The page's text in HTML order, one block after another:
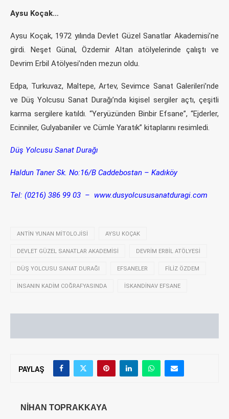
Aysu Koçak…
Aysu Koçak, 1972 yılında Devlet Güzel Sanatlar Akademisi’ne
girdi. Neşet Günal, Özdemir Altan atölyelerinde çalıştı ve
Devrim Erbil Atölyesi’nden mezun oldu.
Edpa, Turkuvaz, Maltepe, Artev, Sevimce Sanat Galerileri’nde
ve Düş Yolcusu Sanat Durağı’nda kişisel sergiler açtı, çeşitli
karma sergilere katıldı. “Yeryüzünden Binbir Efsane”, “Ejderler,
Ecinniler, Gulyabaniler ve Cümle Yaratık” kitaplarını resimledi.
Düş Yolcusu Sanat Durağı
Haldun Taner Sk. No:16/B Caddebostan – Kadıköy
Tel: (0216) 386 99 03 – www.dusyolcususanatduragi.com
ANTIN YUNAN MITOLOJISI AYSU KOÇAK
DEVLET GÜZEL SANATLAR AKADEMISI DEVRIM ERBIL ATÖLYESI
DÜŞ YOLCUSU SANAT DURAĞI EFSANELER FILIZ ÖZDEM
İNSANIN KADIM COĞRAFYASINDA İSKANDINAV EFSANE
PAYLAŞ
NIHAN TOPRAKKAYA